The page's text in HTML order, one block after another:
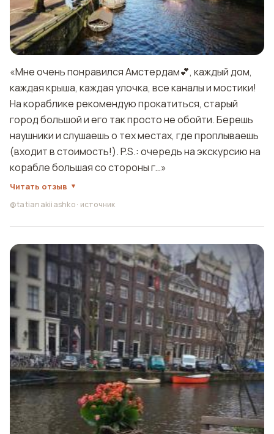
«Мне очень понравился Амстердам💕, каждый дом,
каждая крыша, каждая улочка, все каналы и мостики!
На кораблике рекомендую прокатиться, старый
город большой и его так просто не обойти. Берешь
наушники и слушаешь о тех местах, где проплываешь
(входит в стоимость!). P.S.: очередь на экскурсию на
корабле большая со стороны г…»
Читать отзыв
@tatianakiiashko· источник